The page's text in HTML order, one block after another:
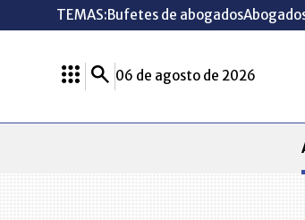
TEMAS:Bufetes de abogados
06 de agosto de 2026